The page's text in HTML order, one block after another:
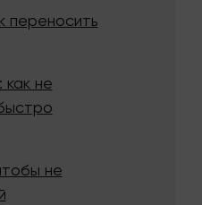
переносить
не
не